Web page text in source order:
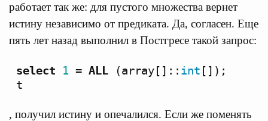
работает так же: для пустого множества вернет
истину независимо от предиката. Да, согласен. Еще
пять лет назад выполнил в Постгресе такой запрос:
select 1 = ALL (array[]:: int []);
t
, получил истину и опечалился. Если же поменять